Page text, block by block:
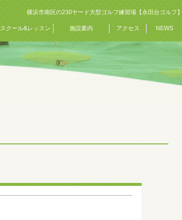
横浜市南区の230ヤード大型ゴルフ練習場【永田台ゴルフ】
スクール&レッスン 施設案内 アクセス NEWS